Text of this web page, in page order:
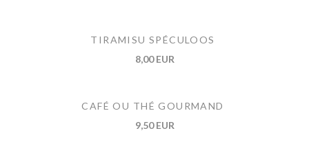
TIRAMISU SPÉCULOOS
8,00 EUR
CAFÉ OU THÉ GOURMAND
9,50 EUR